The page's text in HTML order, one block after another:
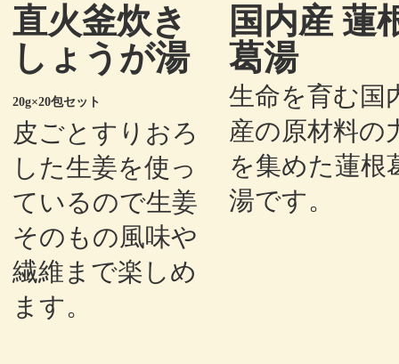
直火釜炊き
しょうが湯
20g×20包セット
皮ごとすりおろ
した生姜を使っ
ているので生姜
そのもの風味や
繊維まで楽しめ
ます。
国内産 蓮
葛湯
生命を育む国
産の原材料の
を集めた蓮根
湯です。